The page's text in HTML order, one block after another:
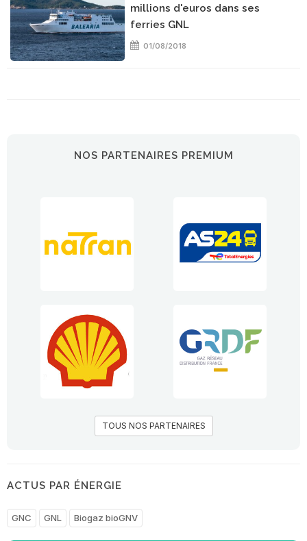
millions d'euros dans ses
ferries GNL
01/08/2018
NOS PARTENAIRES PREMIUM
TOUS NOS PARTENAIRES
ACTUS PAR ÉNERGIE
GNC GNL Biogaz bioGNV